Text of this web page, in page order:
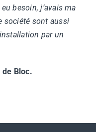
besoin, j’avais ma
société sont aussi
par un
de Bloc.